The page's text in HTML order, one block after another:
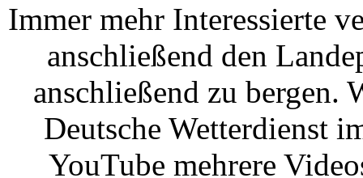
Immer mehr Interessierte
anschließend den
anschließend zu bergen.
Deutsche Wetterdienst
YouTube mehrere